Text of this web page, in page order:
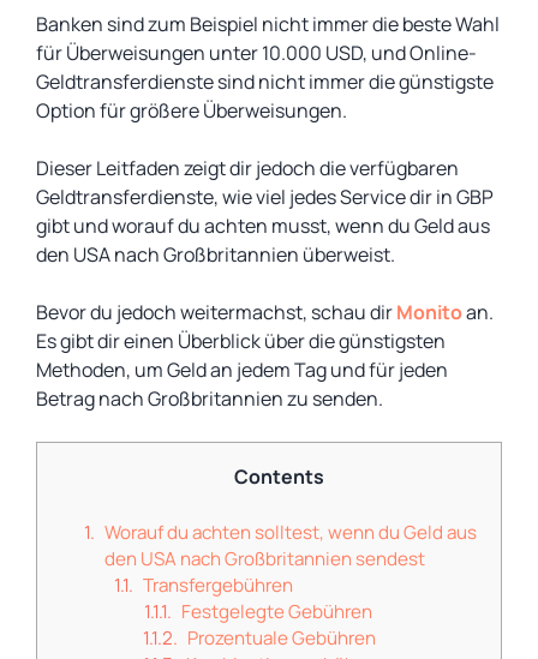
Banken sind zum Beispiel nicht immer die beste Wahl
für Überweisungen unter 10.000 USD, und Online-
Geldtransferdienste sind nicht immer die günstigste
Option für größere Überweisungen.
Dieser Leitfaden zeigt dir jedoch die verfügbaren
Geldtransferdienste, wie viel jedes Service dir in GBP
gibt und worauf du achten musst, wenn du Geld aus
den USA nach Großbritannien überweist.
Bevor du jedoch weitermachst, schau dirMonitoan.
Es gibt dir einen Überblick über die günstigsten
Methoden, um Geld an jedem Tag und für jeden
Betrag nach Großbritannien zu senden.
Contents
Worauf du achten solltest, wenn du Geld aus
den USA nach Großbritannien sendest
Transfergebühren
Festgelegte Gebühren
Prozentuale Gebühren